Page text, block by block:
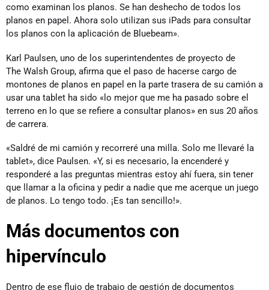
como examinan los planos. Se han deshecho de todos los
planos en papel. Ahora solo utilizan sus iPads para consultar
los planos con la aplicación de Bluebeam».
Karl Paulsen, uno de los superintendentes de proyecto de
The Walsh Group, afirma que el paso de hacerse cargo de
montones de planos en papel en la parte trasera de su camión a
usar una tablet ha sido «lo mejor que me ha pasado sobre el
terreno en lo que se refiere a consultar planos» en sus 20 años
de carrera.
«Saldré de mi camión y recorreré una milla. Solo me llevaré la
tablet», dice Paulsen. «Y, si es necesario, la encenderé y
responderé a las preguntas mientras estoy ahí fuera, sin tener
que llamar a la oficina y pedir a nadie que me acerque un juego
de planos. Lo tengo todo. ¡Es tan sencillo!».
Más documentos con
hipervínculo
Dentro de ese flujo de trabajo de gestión de documentos